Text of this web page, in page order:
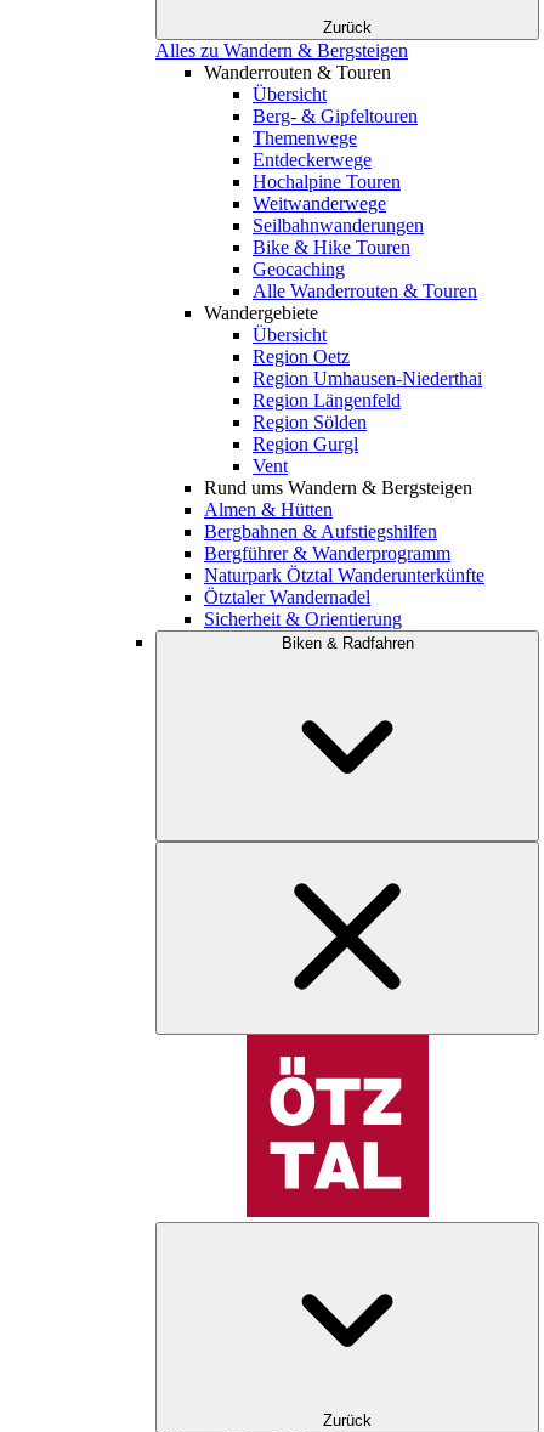
Zurück
Alles zu Wandern & Bergsteigen
Wanderrouten & Touren
Übersicht
Berg- & Gipfeltouren
Themenwege
Entdeckerwege
Hochalpine Touren
Weitwanderwege
Seilbahnwanderungen
Bike & Hike Touren
Geocaching
Alle Wanderrouten & Touren
Wandergebiete
Übersicht
Region Oetz
Region Umhausen-Niederthai
Region Längenfeld
Region Sölden
Region Gurgl
Vent
Rund ums Wandern & Bergsteigen
Almen & Hütten
Bergbahnen & Aufstiegshilfen
Bergführer & Wanderprogramm
Naturpark Ötztal Wanderunterkünfte
Ötztaler Wandernadel
Sicherheit & Orientierung
Biken & Radfahren
Zurück